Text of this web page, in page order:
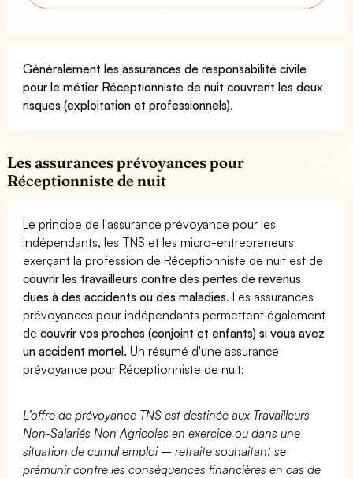
Généralement les assurances de responsabilité civile
pour le métier Réceptionniste de nuit couvrent les deux
risques (exploitation et professionnels).
Les assurances prévoyances pour
Réceptionniste de nuit
Le principe de l'assurance prévoyance pour les
indépendants, les TNS et les micro-entrepreneurs
exerçant la profession de Réceptionniste de nuit est de
couvrir les travailleurs contre des pertes de revenus
dues à des accidents ou des maladies. Les assurances
prévoyances pour indépendants permettent également
decouvrir vos proches (conjoint et enfants) si vous avez
un accident mortel. Un résumé d'une assurance
prévoyance pour Réceptionniste de nuit:
L’offre de prévoyance TNS est destinée aux Travailleurs
Non-Salariés Non Agricoles en exercice ou dans une
situation de cumul emploi – retraite souhaitant se
prémunir contre les conséquences financières en cas de